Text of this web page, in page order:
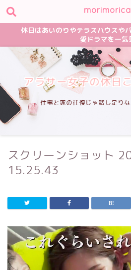
休日はあいのりやテラスハウスや
愛ドラマを一気
アラサー女子の休日
仕事と家の往復じゃ話し足り
スクリーンショット
15.25.43